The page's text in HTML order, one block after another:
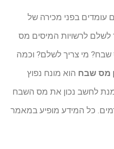
בפני מכירה של
לרשויות המיסים מס
מי צריך לשלם? וכמה
שבחהוא מונח נפוץ
לחשב נכון את מס השבח
כל המידע מופיע במאמר